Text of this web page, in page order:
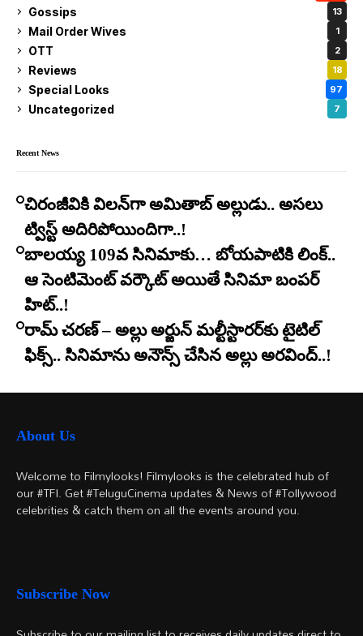
Gossips 13
Mail Order Wives 1
OTT 2
Reviews 18
Special Looks 97
Uncategorized 7
Recent News
చిరంజీవికి విలన్‌గా అమితాబ్ అల్లుడు.. అసలు
ట్విస్ట్ అదిరిపోయిందిగా..!
బాలయ్య 109వ సినిమాకు… బోయపాటికి లింక్..
ఆ సెంటిమెంట్ వర్కౌట్ అయితే సినిమా బంపర్
హిట్..!
రామ్ చరణ్ – అల్లు అర్జున్ మల్టీస్టారర్​కు టైటిల్
ఫిక్స్.. సినిమాను అనౌన్స్ చేసిన అల్లు అరవింద్..!
About Us
Welcome to Filmylooks! Filmylooks is the celebrated hub of
our #TFI. Get #TeluguCinema updates & News of #Tollywood
celebrities & catch them on all the events around you.
Subscribe Now